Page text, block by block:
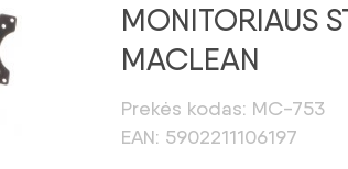
MONITORIAUS
MACLEAN
Prekės kodas: MC-753
EAN: 5902211106197